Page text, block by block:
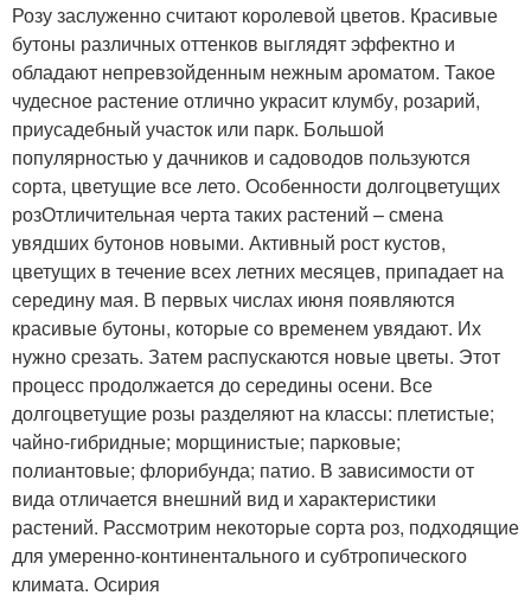
Розу заслуженно считают королевой цветов. Красивые
бутоны различных оттенков выглядят эффектно и
обладают непревзойденным нежным ароматом. Такое
чудесное растение отлично украсит клумбу, розарий,
приусадебный участок или парк. Большой
популярностью у дачников и садоводов пользуются
сорта, цветущие все лето. Особенности долгоцветущих
розОтличительная черта таких растений – смена
увядших бутонов новыми. Активный рост кустов,
цветущих в течение всех летних месяцев, припадает на
середину мая. В первых числах июня появляются
красивые бутоны, которые со временем увядают. Их
нужно срезать. Затем распускаются новые цветы. Этот
процесс продолжается до середины осени. Все
долгоцветущие розы разделяют на классы: плетистые;
чайно-гибридные; морщинистые; парковые;
полиантовые; флорибунда; патио. В зависимости от
вида отличается внешний вид и характеристики
растений. Рассмотрим некоторые сорта роз, подходящие
для умеренно-континентального и субтропического
климата. Осирия